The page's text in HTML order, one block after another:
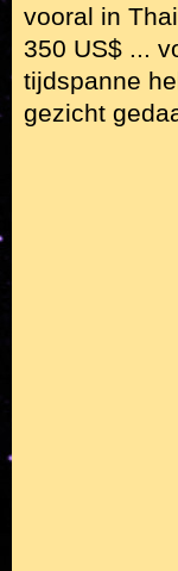
vooral in
350 US$ ...
tijdspanne
gezicht